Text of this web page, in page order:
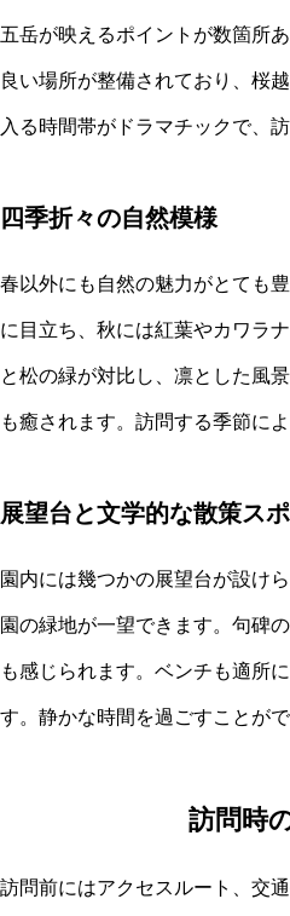
五岳が映えるポイントが数箇所
良い場所が整備されており、桜
入る時間帯がドラマチックで、
四季折々の自然模様
春以外にも自然の魅力がとても
に目立ち、秋には紅葉やカワラ
と松の緑が対比し、凛とした風
も癒されます。訪問する季節に
展望台と文学的な散策ス
園内には幾つかの展望台が設け
園の緑地が一望できます。句碑
も感じられます。ベンチも適所
す。静かな時間を過ごすことが
訪問時
訪問前にはアクセスルート、交